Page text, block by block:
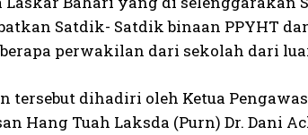
Satdik- Satdik binaan PPYHT
perwakilan dari sekolah dari
tersebut dihadiri oleh Ketua
Hang Tuah Laksda (Purn) Dr. Dani